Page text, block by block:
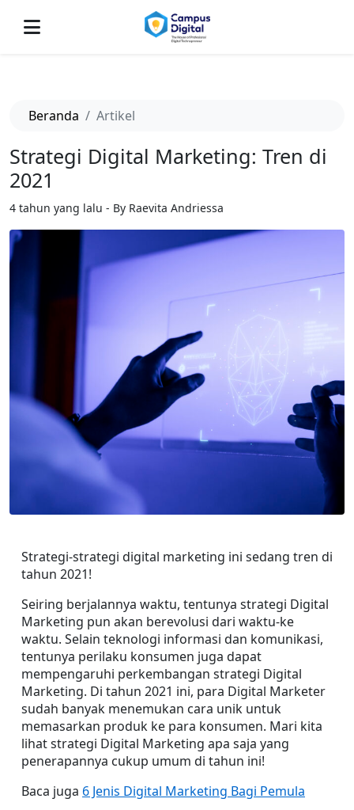
Beranda Artikel
Strategi Digital Marketing: Tren di
2021
4 tahun yang lalu - By Raevita Andriessa
Strategi-strategi digital marketing ini sedang tren di
tahun 2021!
Seiring berjalannya waktu, tentunya strategi Digital
Marketing pun akan berevolusi dari waktu-ke
waktu. Selain teknologi informasi dan komunikasi,
tentunya perilaku konsumen juga dapat
mempengaruhi perkembangan strategi Digital
Marketing. Di tahun 2021 ini, para Digital Marketer
sudah banyak menemukan cara unik untuk
memasarkan produk ke para konsumen. Mari kita
lihat strategi Digital Marketing apa saja yang
penerapannya cukup umum di tahun ini!
Baca juga 6 Jenis Digital Marketing Bagi Pemula